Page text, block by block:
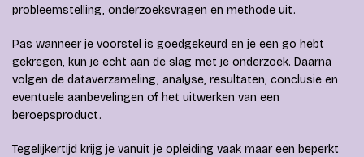
probleemstelling, onderzoeksvragen en methode uit.
Pas wanneer je voorstel is goedgekeurd en je een go hebt
gekregen, kun je echt aan de slag met je onderzoek. Daarna
volgen de dataverzameling, analyse, resultaten, conclusie en
eventuele aanbevelingen of het uitwerken van een
beroepsproduct.
Tegelijkertijd krijg je vanuit je opleiding vaak maar een beperkt